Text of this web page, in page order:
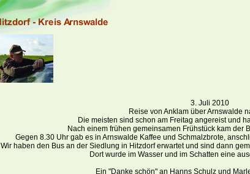
3. Juli 2010
Reise von Anklam über Arnswalde
Die meisten sind schon am Freitag angereist und
Nach einem frühen gemeinsamen Frühstück kam der
Gegen 8.30 Uhr gab es in Arnswalde Kaffee und Schmalzbrote,
Wir haben den Bus an der Siedlung in Hitzdorf erwartet und sind dann
Dort wurde im Wasser und im Schatten eine
Ein "Danke schön" an Hanns Schulz und